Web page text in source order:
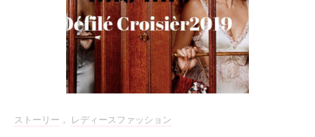
ストーリー , レディースファッション